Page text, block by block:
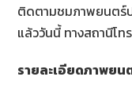
ติดตามชมภาพยนตร์ป
แล้ววันนี้ ทางสถานีโ
รายละเอียดภาพย